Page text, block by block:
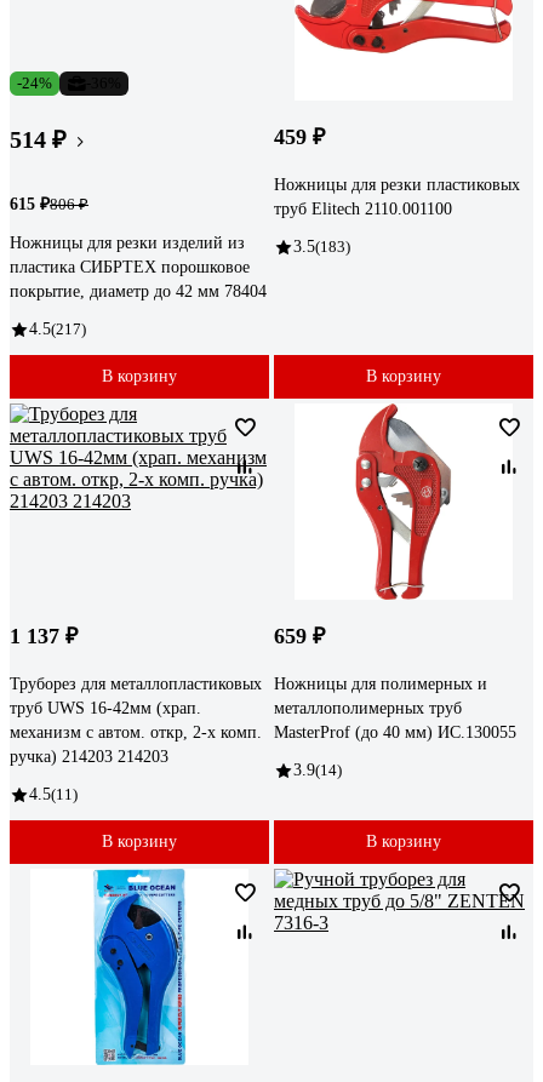
-24%
514 ₽
615 ₽806 ₽
Ножницы для резки изделий из
пластика СИБРТЕХ порошковое
покрытие, диаметр до 42 мм 78404
4.5(217)
В корзину
459 ₽
Ножницы для резки пластиковых
труб Elitech 2110.001100
3.5(183)
В корзину
1 137 ₽
Труборез для металлопластиковых
труб UWS 16-42мм (храп.
механизм с автом. откр, 2-х комп.
ручка) 214203 214203
4.5(11)
В корзину
659 ₽
Ножницы для полимерных и
металлополимерных труб
MasterProf (до 40 мм) ИС.130055
3.9(14)
В корзину